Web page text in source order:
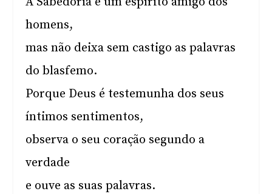
homens,
mas não deixa sem castigo as palavras
do blasfemo.
Porque Deus é testemunha dos seus
íntimos sentimentos,
observa o seu coração segundo a
verdade
e ouve as suas palavras.